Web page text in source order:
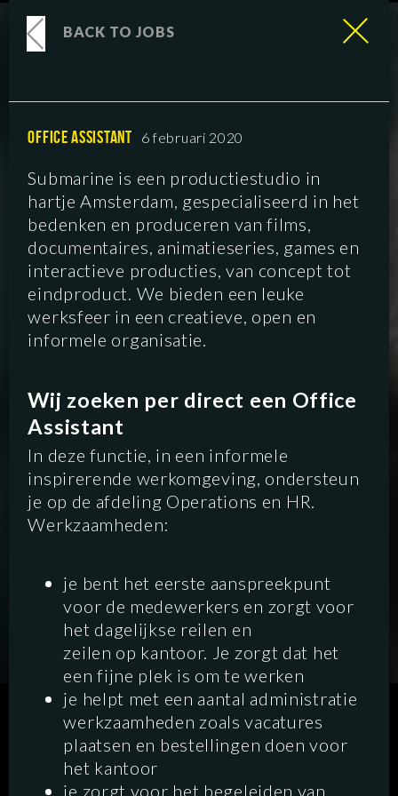
SCRIPTED HYBRID ANIMATION
DOCUMENTARY
BACK TO JOBS
OFFICE ASSISTANT 6 februari 2020
Submarine is een productiestudio in
hartje Amsterdam, gespecialiseerd in het
bedenken en produceren van films,
documentaires, animatieseries, games en
interactieve producties, van concept tot
eindproduct. We bieden een leuke
werksfeer in een creatieve, open en
informele organisatie.
Wij zoeken per direct een Office
Assistant
In deze functie, in een informele
inspirerende werkomgeving, ondersteun
je op de afdeling Operations en HR.
Werkzaamheden:
je bent het eerste aanspreekpunt
voor de medewerkers en zorgt voor
het dagelijkse reilen en
zeilen op kantoor. Je zorgt dat het
een fijne plek is om te werken
je helpt met een aantal administratie
werkzaamheden zoals vacatures
plaatsen en bestellingen doen voor
het kantoor
je zorgt voor het begeleiden van